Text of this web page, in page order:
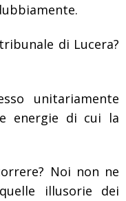
di Lucera?
unitariamente
energie di cui la
Noi non ne
illusorie dei